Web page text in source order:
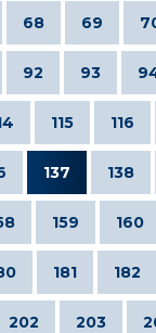
68 69
92 93
115 116
137 138
159 160
181 182
202 203